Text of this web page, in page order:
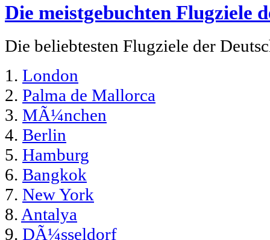
Die meistgebuchten Flugziele
Die beliebtesten Flugziele der
1. London
2. Palma de Mallorca
3. MÃ¼nchen
4. Berlin
5. Hamburg
6. Bangkok
7. New York
8. Antalya
9. DÃ¼sseldorf